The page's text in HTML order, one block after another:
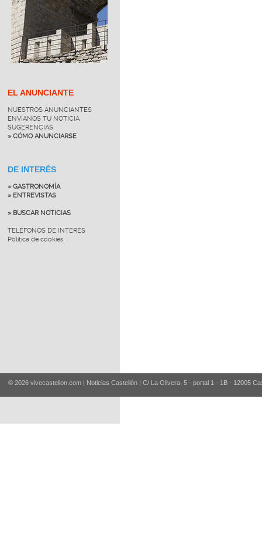
EL ANUNCIANTE
NUESTROS ANUNCIANTES
ENVÍANOS TU NOTICIA
SUGERENCIAS
» CÓMO ANUNCIARSE
DE INTERÉS
» GASTRONOMÍA
» ENTREVISTAS
» BUSCAR NOTICIAS
TELÉFONOS DE INTERÉS
Política de cookies
© 2026 vivecastellon.com | Noticias Castellón | C/ La Olivera, 5 - portal 1 - 1B - 12005